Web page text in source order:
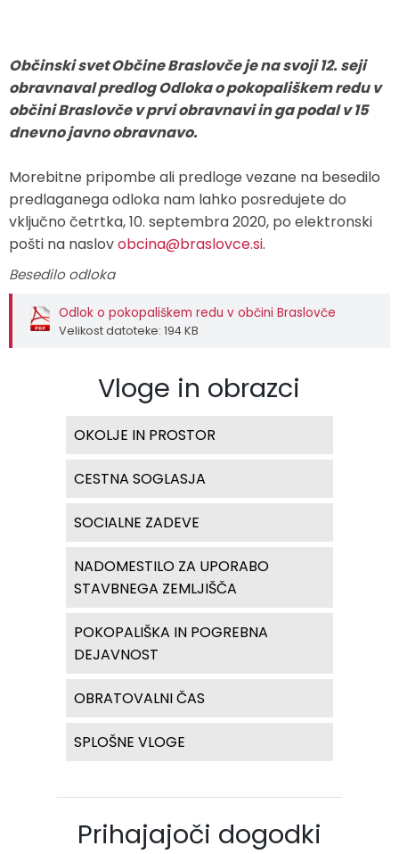
Občinski svet Občine Braslovče je na svoji 12. seji
obravnaval predlog Odloka o pokopališkem redu v
občini Braslovče v prvi obravnavi in ga podal v 15
dnevno javno obravnavo.
Morebitne pripombe ali predloge vezane na besedilo
predlaganega odloka nam lahko posredujete do
vključno četrtka, 10. septembra 2020, po elektronski
pošti na naslovobcina@braslovce.si.
Besedilo odloka
Odlok o pokopališkem redu v občini Braslovče
Velikost datoteke: 194 KB
Vloge in obrazci
OKOLJE IN PROSTOR
CESTNA SOGLASJA
SOCIALNE ZADEVE
NADOMESTILO ZA UPORABO
STAVBNEGA ZEMLJIŠČA
POKOPALIŠKA IN POGREBNA
DEJAVNOST
OBRATOVALNI ČAS
SPLOŠNE VLOGE
Prihajajoči dogodki
Prostorski akti občine
Strateški dokumenti
Uradne objave
Lokalne volitve
Dežela celjska
Objave Savinjska TV